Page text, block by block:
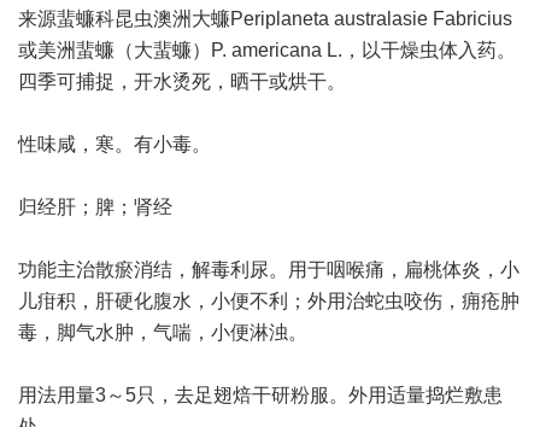
来源蜚蠊科昆虫澳洲大蠊Periplaneta australasie Fabricius
或美洲蜚蠊（大蜚蠊）P. americana L.，以干燥虫体入药。
四季可捕捉，开水烫死，晒干或烘干。
性味咸，寒。有小毒。
归经肝；脾；肾经
功能主治散瘀消结，解毒利尿。用于咽喉痛，扁桃体炎，小
儿疳积，肝硬化腹水，小便不利；外用治蛇虫咬伤，痈疮肿
毒，脚气水肿，气喘，小便淋浊。
用法用量3～5只，去足翅焙干研粉服。外用适量捣烂敷患